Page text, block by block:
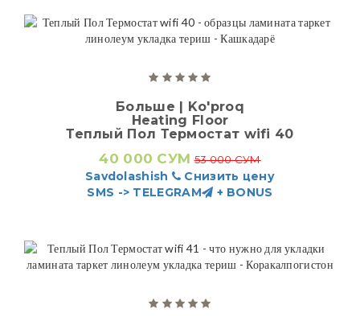
Больше | Ko'proq
Heating Floor
Теплый Пол Термостат wifi 40
40 000 СУМ 53 000 СУМ
Savdolashish
Снизить цену
SMS -> TELEGRAM
+ BONUS